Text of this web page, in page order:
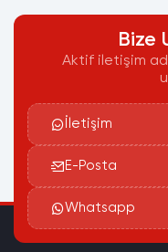
Bize
Aktif iletişim
İletişim
E-Posta
Whatsapp